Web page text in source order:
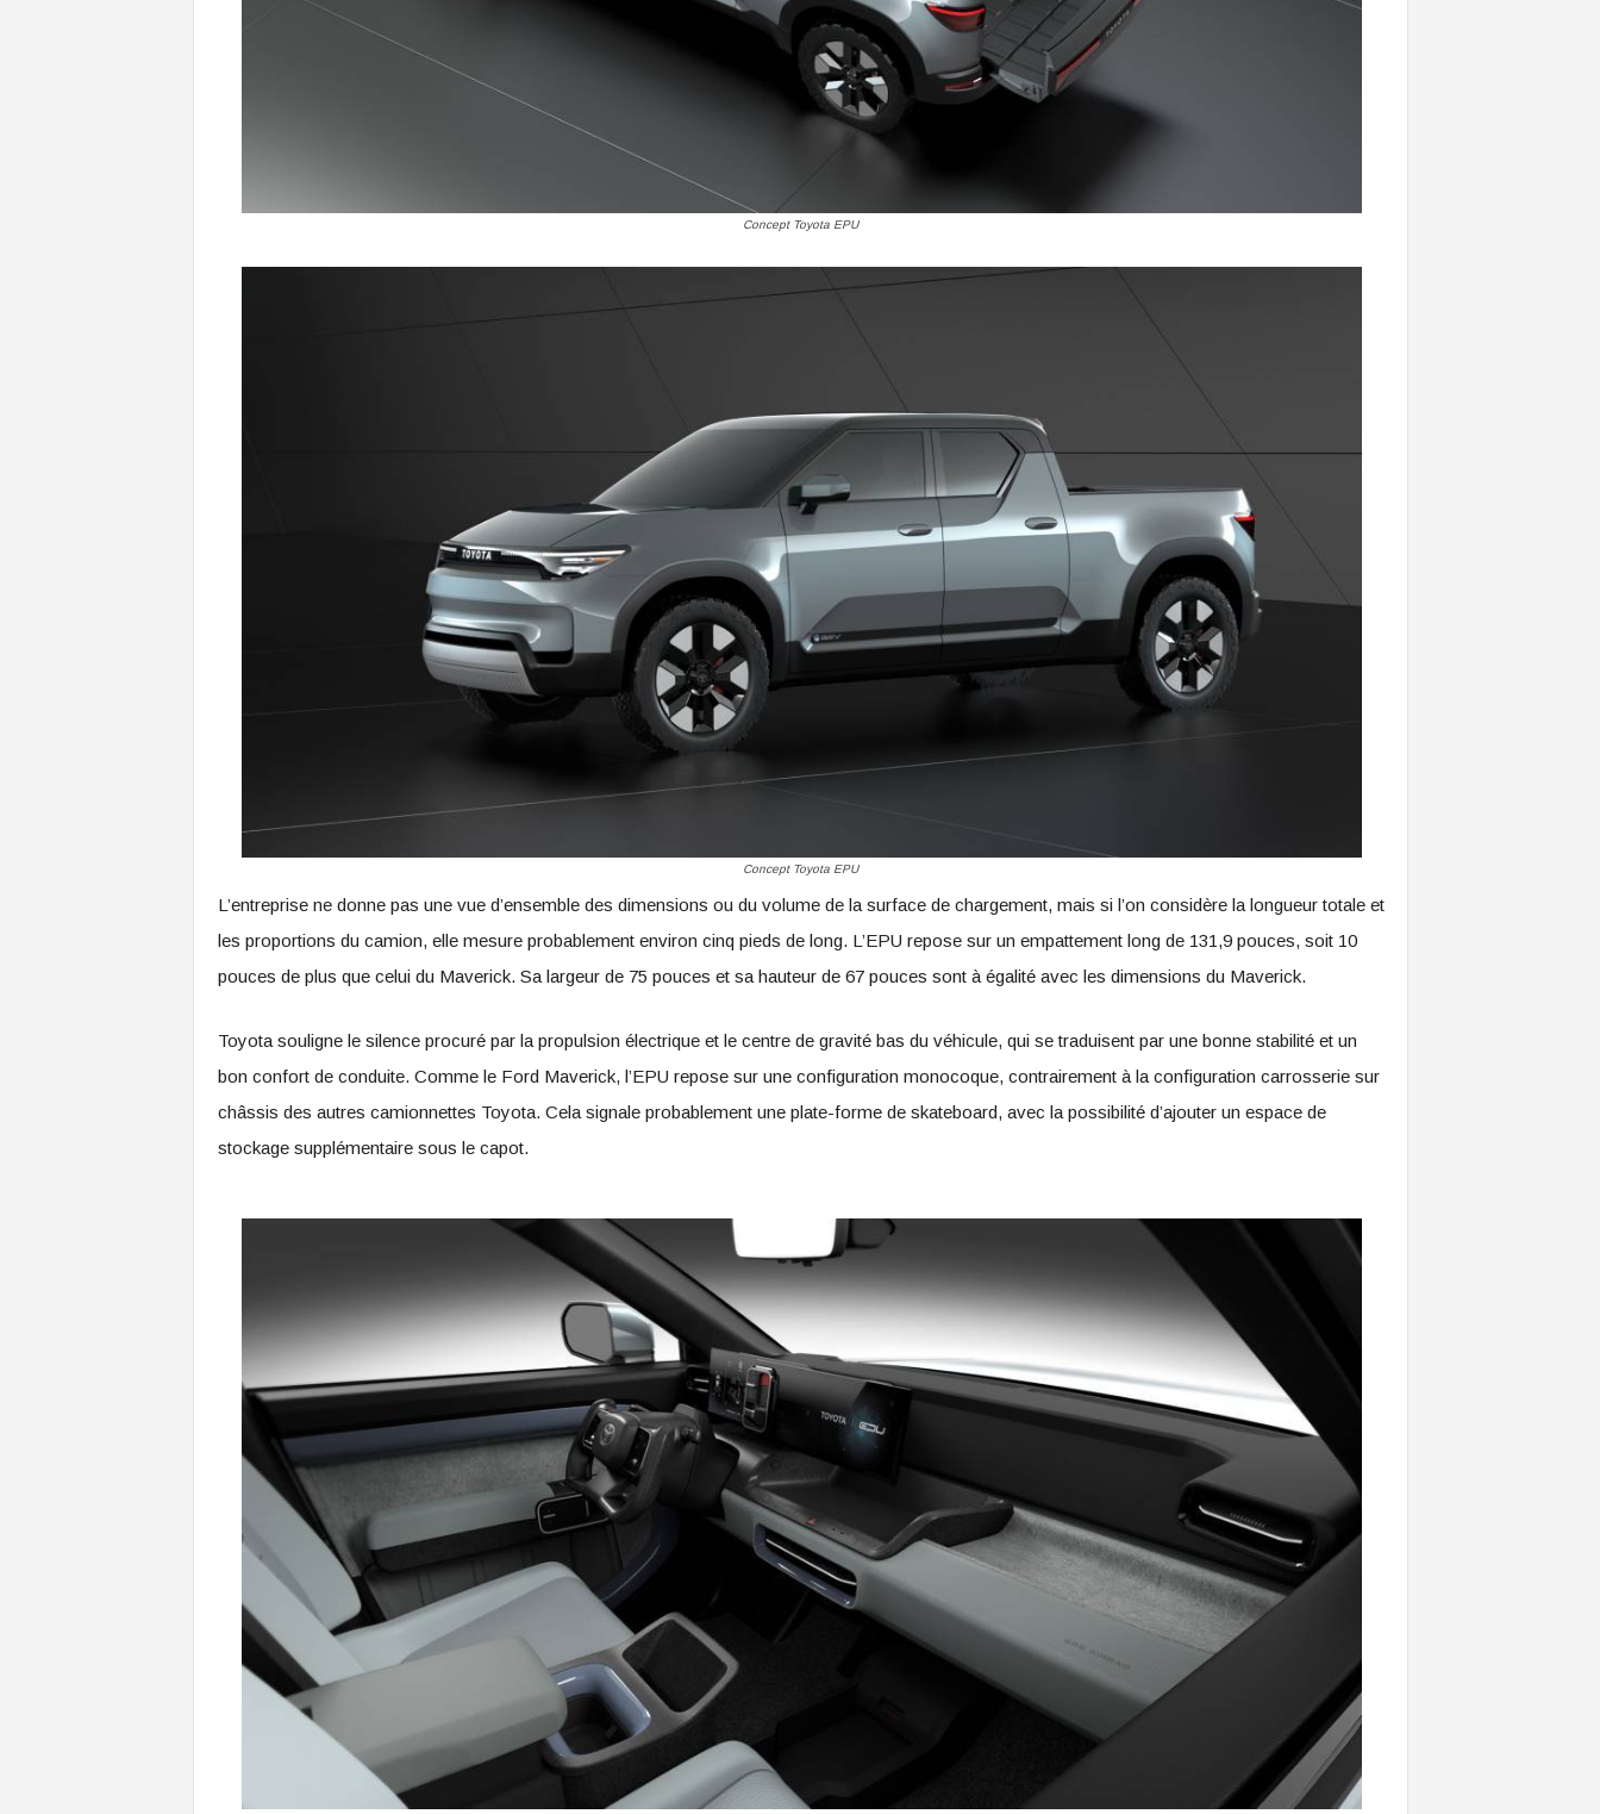
Concept Toyota EPU
Concept Toyota EPU
L’entreprise ne donne pas une vue d’ensemble des dimensions ou du volume de la surface de chargement, mais si l’on considère la longueur totale et
les proportions du camion, elle mesure probablement environ cinq pieds de long. L’EPU repose sur un empattement long de 131,9 pouces, soit 10
pouces de plus que celui du Maverick. Sa largeur de 75 pouces et sa hauteur de 67 pouces sont à égalité avec les dimensions du Maverick.
Toyota souligne le silence procuré par la propulsion électrique et le centre de gravité bas du véhicule, qui se traduisent par une bonne stabilité et un
bon confort de conduite. Comme le Ford Maverick, l’EPU repose sur une configuration monocoque, contrairement à la configuration carrosserie sur
châssis des autres camionnettes Toyota. Cela signale probablement une plate-forme de skateboard, avec la possibilité d’ajouter un espace de
stockage supplémentaire sous le capot.